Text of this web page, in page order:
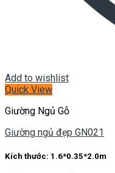
Add to wishlist
Quick View
Giường Ngủ Gỗ
Giường ngủ đẹp GN021
Kích thước: 1.6*0.35*2.0m